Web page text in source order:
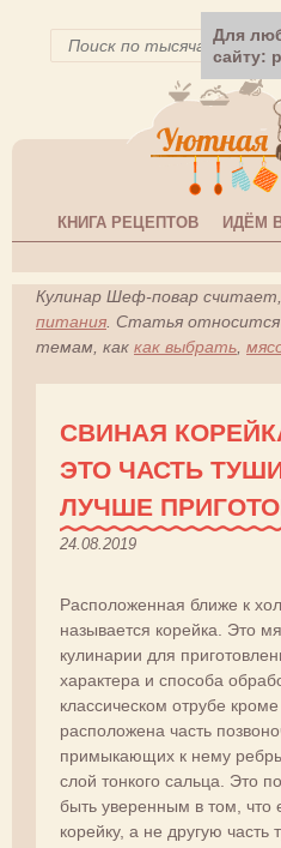
КНИГА РЕЦЕПТОВ ИДЁМ
Кулинар Шеф-повар
питания . Статья
темам, как как выбрать
СВИНАЯ
ЭТО ЧАСТЬ
ЛУЧШЕ
24.08.2019
Расположенная ближе к
называется корейка. Это
кулинарии для
характера и способа
классическом отрубе
расположена часть
примыкающих к нему
слой тонкого сальца. Это
быть уверенным в том,
корейку, а не другую часть
Для
сайту: